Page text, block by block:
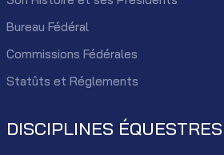
Bureau Fédéral
Commissions Fédérales
Statûts et Réglements
DISCIPLINES ÉQUESTRES